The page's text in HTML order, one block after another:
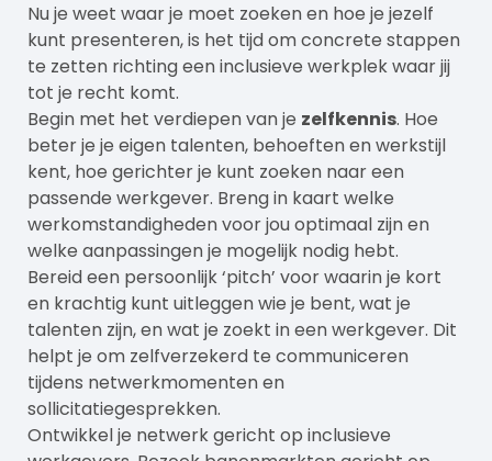
Nu je weet waar je moet zoeken en hoe je jezelf
kunt presenteren, is het tijd om concrete stappen
te zetten richting een inclusieve werkplek waar jij
tot je recht komt.
Begin met het verdiepen van je zelfkennis. Hoe
beter je je eigen talenten, behoeften en werkstijl
kent, hoe gerichter je kunt zoeken naar een
passende werkgever. Breng in kaart welke
werkomstandigheden voor jou optimaal zijn en
welke aanpassingen je mogelijk nodig hebt.
Bereid een persoonlijk ‘pitch’ voor waarin je kort
en krachtig kunt uitleggen wie je bent, wat je
talenten zijn, en wat je zoekt in een werkgever. Dit
helpt je om zelfverzekerd te communiceren
tijdens netwerkmomenten en
sollicitatiegesprekken.
Ontwikkel je netwerk gericht op inclusieve